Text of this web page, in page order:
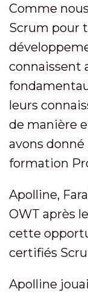
Comme
Scrum pour
connaissent
leurs
de manière
avons
formation
Apolline,
OWT après
cette
certifiés
Apolline